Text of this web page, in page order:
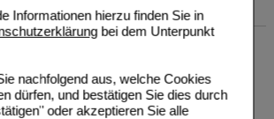
Informationen hierzu finden Sie in
bei dem Unterpunkt
nachfolgend aus, welche Cookies
dürfen, und bestätigen Sie dies durch
oder akzeptieren Sie alle